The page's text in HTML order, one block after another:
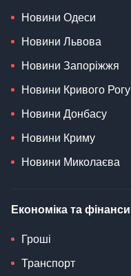
Новини Одеси
Новини Львова
Новини Запоріжжя
Новини Кривого Рогу
Новини Донбасу
Новини Криму
Новини Миколаєва
Економіка та фінанси
Гроші
Транспорт